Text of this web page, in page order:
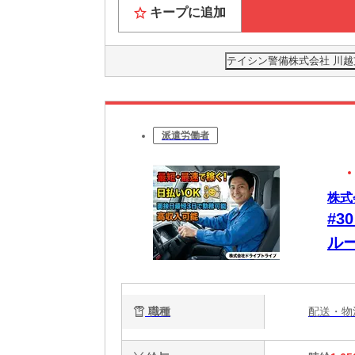
キープに追加
テイシン警備株式会社 川
派遣労働者
株
ル
職種 配送・